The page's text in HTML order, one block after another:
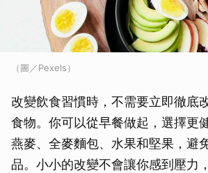
（圖／Pexels）
改變飲食習慣時，不需要立即徹底
食物。你可以從早餐做起，選擇更
燕麥、全麥麵包、水果和堅果，避
品。小小的改變不會讓你感到壓力